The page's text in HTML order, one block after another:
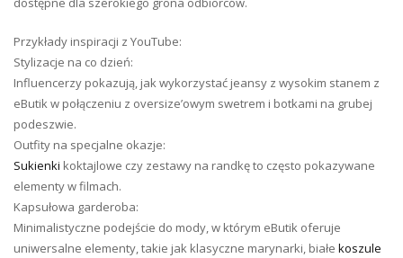
Przykłady inspiracji z YouTube:
Stylizacje na co dzień:
Influencerzy pokazują, jak wykorzystać jeansy z wysokim stanem z
eButik w połączeniu z oversize’owym swetrem i botkami na grubej
podeszwie.
Outfity na specjalne okazje:
Sukienki koktajlowe czy zestawy na randkę to często pokazywane
elementy w filmach.
Kapsułowa garderoba:
Minimalistyczne podejście do mody, w którym eButik oferuje
uniwersalne elementy, takie jak klasyczne marynarki, białe koszule